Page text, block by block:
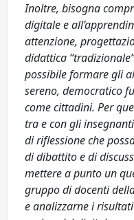
Inoltre, bisogna
digitale e
attenzione,
didattica
possibile formare gli
sereno, democratico
come cittadini. Per
tra e con gli
di riflessione che
di dibattito e di
mettere a punto un
gruppo di docenti
e analizzarne i